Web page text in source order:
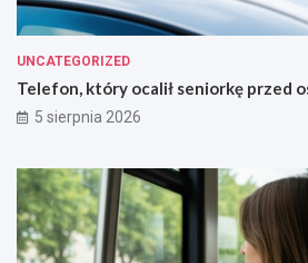
UNCATEGORIZED
Telefon, który ocalił seniorkę przed
5 sierpnia 2026